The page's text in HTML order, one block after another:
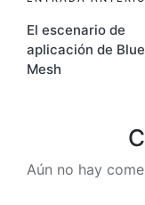
de
entradas
El escenario de
aplicación de
Mesh
Aún no hay